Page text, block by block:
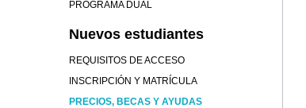
PROGRAMA DUAL
Nuevos estudiantes
REQUISITOS DE ACCESO
INSCRIPCIÓN Y MATRÍCULA
PRECIOS, BECAS Y AYUDAS